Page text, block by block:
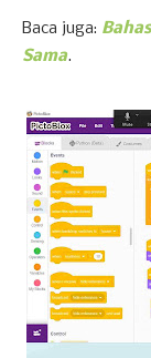
Baca juga:
Sama.